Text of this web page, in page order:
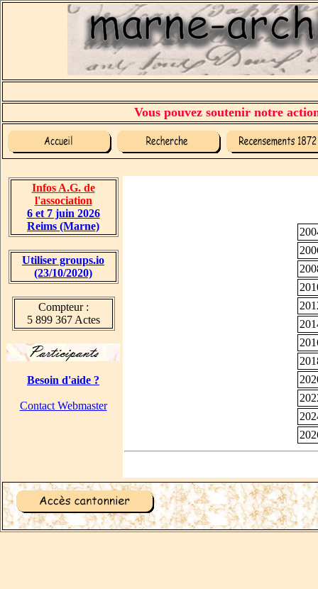
Vous pouvez soutenir notre
Infos A.G. de
l'association
6 et 7 juin 2026
Reims (Marne)
Utiliser groups.io
(23/10/2020)
Compteur :
5 899 367 Actes
Besoin d'aide ?
Contact Webmaster